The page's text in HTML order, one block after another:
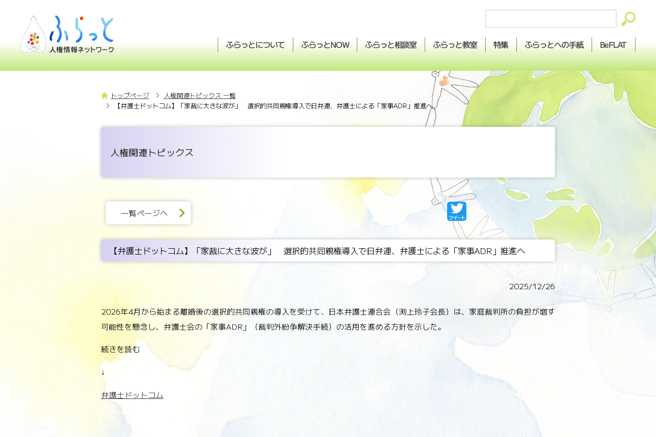
ふらっとについて ふらっとNOW ふらっと相談室 ふらっと教室 特集 ふらっとへの手紙 BeFLAT
トップページ
人権関連トピックス 一覧
【弁護士ドットコム】「家裁に大きな波が」 選択的共同親権導入で日弁連、弁護士による「家事ADR」推進へ
人権関連トピックス
一覧ページへ
【弁護士ドットコム】「家裁に大きな波が」 選択的共同親権導入で日弁連、弁護士による「家事ADR」推進へ
2025/12/26
2026年4月から始まる離婚後の選択的共同親権の導入を受けて、日本弁護士連合会（渕上玲子会長）は、家庭裁判所の負担が増す
可能性を懸念し、弁護士会の「家事ADR」（裁判外紛争解決手続）の活用を進める方針を示した。
続きを読む
↓
弁護士ドットコム